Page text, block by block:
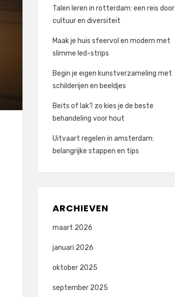
Talen leren in rotterdam: een reis door
cultuur en diversiteit
Maak je huis sfeervol en modern met
slimme led-strips
Begin je eigen kunstverzameling met
schilderijen en beeldjes
Beits of lak? zo kies je de beste
behandeling voor hout
Uitvaart regelen in amsterdam:
belangrijke stappen en tips
ARCHIEVEN
maart 2026
januari 2026
oktober 2025
september 2025